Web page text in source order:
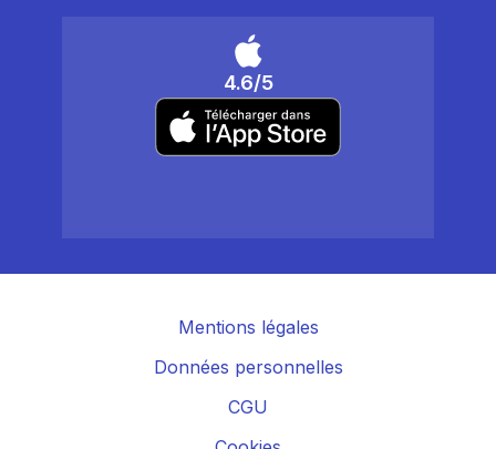
4.6/5
Mentions légales
Données personnelles
CGU